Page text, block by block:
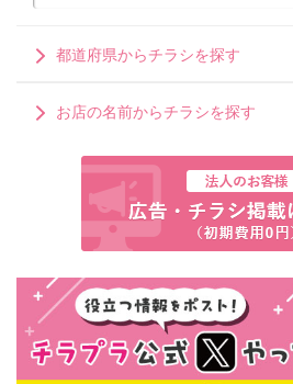
都道府県からチラシを探す
お店の名前からチラシを探す